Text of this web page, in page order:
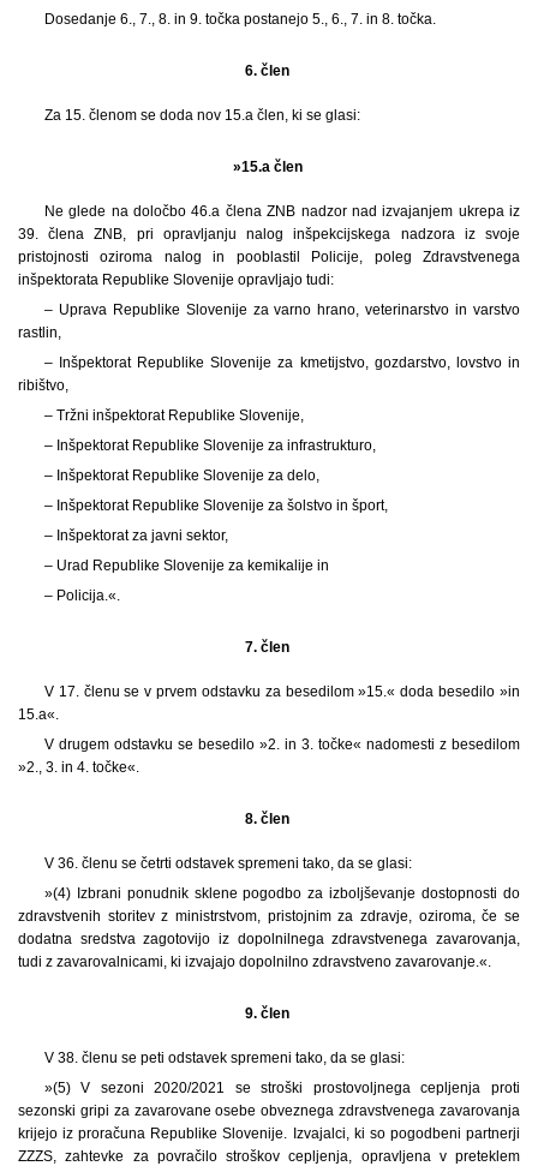
Dosedanje 6., 7., 8. in 9. točka postanejo 5., 6., 7. in 8. točka.
6. člen
Za 15. členom se doda nov 15.a člen, ki se glasi:
»15.a člen
Ne glede na določbo 46.a člena ZNB nadzor nad izvajanjem ukrepa iz
39. člena ZNB, pri opravljanju nalog inšpekcijskega nadzora iz svoje
pristojnosti oziroma nalog in pooblastil Policije, poleg Zdravstvenega
inšpektorata Republike Slovenije opravljajo tudi:
– Uprava Republike Slovenije za varno hrano, veterinarstvo in varstvo
rastlin,
– Inšpektorat Republike Slovenije za kmetijstvo, gozdarstvo, lovstvo in
ribištvo,
– Tržni inšpektorat Republike Slovenije,
– Inšpektorat Republike Slovenije za infrastrukturo,
– Inšpektorat Republike Slovenije za delo,
– Inšpektorat Republike Slovenije za šolstvo in šport,
– Inšpektorat za javni sektor,
– Urad Republike Slovenije za kemikalije in
– Policija.«.
7. člen
V 17. členu se v prvem odstavku za besedilom »15.« doda besedilo »in
15.a«.
V drugem odstavku se besedilo »2. in 3. točke« nadomesti z besedilom
»2., 3. in 4. točke«.
8. člen
V 36. členu se četrti odstavek spremeni tako, da se glasi:
»(4) Izbrani ponudnik sklene pogodbo za izboljševanje dostopnosti do
zdravstvenih storitev z ministrstvom, pristojnim za zdravje, oziroma, če se
dodatna sredstva zagotovijo iz dopolnilnega zdravstvenega zavarovanja,
tudi z zavarovalnicami, ki izvajajo dopolnilno zdravstveno zavarovanje.«.
9. člen
V 38. členu se peti odstavek spremeni tako, da se glasi:
»(5) V sezoni 2020/2021 se stroški prostovoljnega cepljenja proti
sezonski gripi za zavarovane osebe obveznega zdravstvenega zavarovanja
krijejo iz proračuna Republike Slovenije. Izvajalci, ki so pogodbeni partnerji
ZZZS, zahtevke za povračilo stroškov cepljenja, opravljena v preteklem